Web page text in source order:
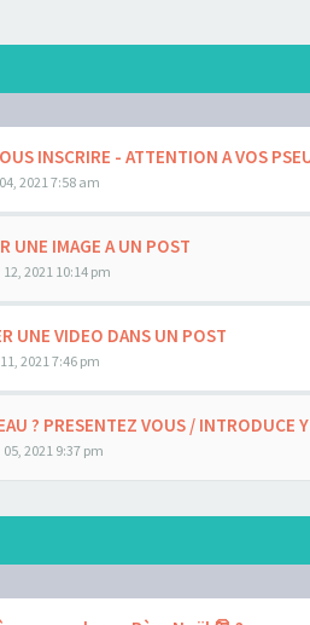
INSCRIRE - ATTENTION A VOS
2021 7:58 am
UNE IMAGE A UN POST
2021 10:14 pm
UNE VIDEO DANS UN POST
2021 7:46 pm
? PRESENTEZ VOUS / INTRODUCE
2021 9:37 pm